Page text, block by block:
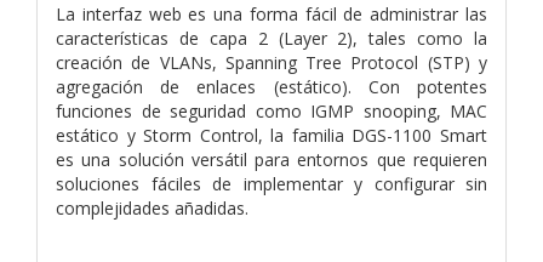
La interfaz web es una forma fácil de administrar las
características de capa 2 (Layer 2), tales como la
creación de VLANs, Spanning Tree Protocol (STP) y
agregación de enlaces (estático). Con potentes
funciones de seguridad como IGMP snooping, MAC
estático y Storm Control, la familia DGS-1100 Smart
es una solución versátil para entornos que requieren
soluciones fáciles de implementar y configurar sin
complejidades añadidas.